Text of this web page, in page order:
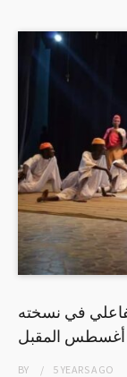
في نسخته
أغسطس المقبل
BY 5 YEARSAGO